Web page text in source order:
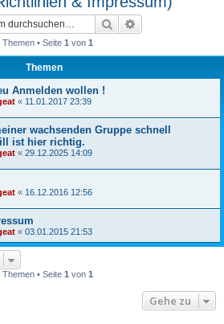
Suche
Themen • Seite 1 von 1
Themen
Anmelden wollen !
« 11.01.2017 23:39
wachsenden Gruppe schnell
ist hier richtig.
« 29.12.2025 14:09
« 16.12.2016 12:56
« 03.01.2015 21:53
Themen • Seite 1 von 1
Gehe zu